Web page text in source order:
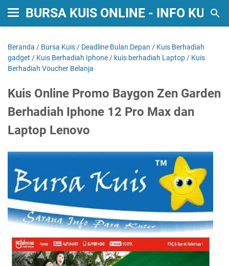
BURSA KUIS ONLINE - INFO KUIS
Beranda / Bursa Kuis / Deadline Bulan Depan / Kuis Berhadiah
gadget / Kuis Berhadiah Iphone / kuis berhadiah Laptop / Kuis
Berhadiah Voucher Belanja
Kuis Online Promo Baygon Zen Garden
Berhadiah Iphone 12 Pro Max dan
Laptop Lenovo